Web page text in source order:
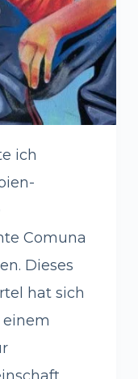
ich
Comuna
Dieses
hat sich